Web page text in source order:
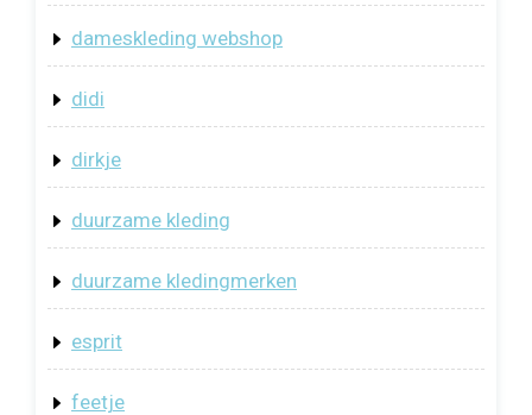
dameskleding webshop
didi
dirkje
duurzame kleding
duurzame kledingmerken
esprit
feetje